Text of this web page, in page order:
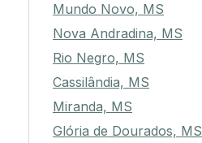
Mundo Novo, MS
Nova Andradina, MS
Rio Negro, MS
Cassilândia, MS
Miranda, MS
Glória de Dourados, MS